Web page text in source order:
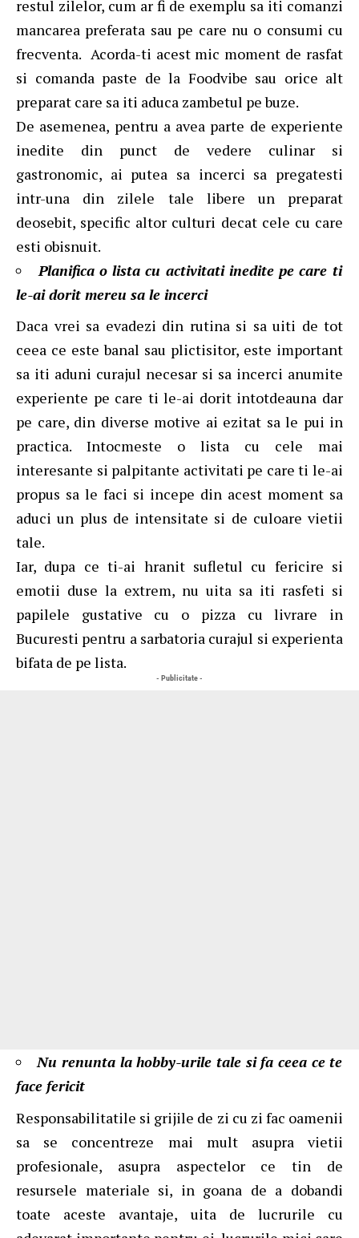
restul zilelor, cum ar fi de exemplu sa iti comanzi
mancarea preferata sau pe care nu o consumi cu
frecventa. Acorda-ti acest mic moment de rasfat
si comanda paste de la Foodvibe sau orice alt
preparat care sa iti aduca zambetul pe buze.
De asemenea, pentru a avea parte de experiente
inedite din punct de vedere culinar si
gastronomic, ai putea sa incerci sa pregatesti
intr-una din zilele tale libere un preparat
deosebit, specific altor culturi decat cele cu care
esti obisnuit.
Planifica o lista cu activitati inedite pe care ti
le-ai dorit mereu sa le incerci
Daca vrei sa evadezi din rutina si sa uiti de tot
ceea ce este banal sau plictisitor, este important
sa iti aduni curajul necesar si sa incerci anumite
experiente pe care ti le-ai dorit intotdeauna dar
pe care, din diverse motive ai ezitat sa le pui in
practica. Intocmeste o lista cu cele mai
interesante si palpitante activitati pe care ti le-ai
propus sa le faci si incepe din acest moment sa
aduci un plus de intensitate si de culoare vietii
tale.
Iar, dupa ce ti-ai hranit sufletul cu fericire si
emotii duse la extrem, nu uita sa iti rasfeti si
papilele gustative cu o pizza cu livrare in
Bucuresti pentru a sarbatoria curajul si experienta
bifata de pe lista.
- Publicitate -
Nu renunta la hobby-urile tale si fa ceea ce te
face fericit
Responsabilitatile si grijile de zi cu zi fac oamenii
sa se concentreze mai mult asupra vietii
profesionale, asupra aspectelor ce tin de
resursele materiale si, in goana de a dobandi
toate aceste avantaje, uita de lucrurile cu